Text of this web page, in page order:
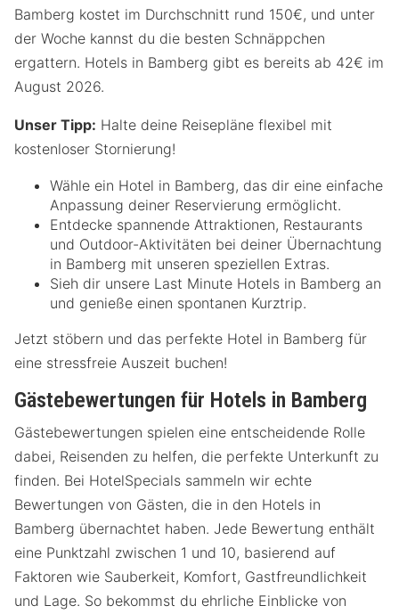
Bamberg kostet im Durchschnitt rund 150€, und unter
der Woche kannst du die besten Schnäppchen
ergattern. Hotels in Bamberg gibt es bereits ab 42€ im
August 2026.
Unser Tipp: Halte deine Reisepläne flexibel mit
kostenloser Stornierung!
Wähle ein Hotel in Bamberg, das dir eine einfache
Anpassung deiner Reservierung ermöglicht.
Entdecke spannende Attraktionen, Restaurants
und Outdoor-Aktivitäten bei deiner Übernachtung
in Bamberg mit unseren speziellen Extras.
Sieh dir unsere Last Minute Hotels in Bamberg an
und genieße einen spontanen Kurztrip.
Jetzt stöbern und das perfekte Hotel in Bamberg für
eine stressfreie Auszeit buchen!
Gästebewertungen für Hotels in Bamberg
Gästebewertungen spielen eine entscheidende Rolle
dabei, Reisenden zu helfen, die perfekte Unterkunft zu
finden. Bei HotelSpecials sammeln wir echte
Bewertungen von Gästen, die in den Hotels in
Bamberg übernachtet haben. Jede Bewertung enthält
eine Punktzahl zwischen 1 und 10, basierend auf
Faktoren wie Sauberkeit, Komfort, Gastfreundlichkeit
und Lage. So bekommst du ehrliche Einblicke von